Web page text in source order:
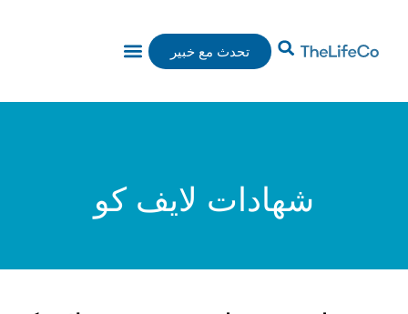
تحدث مع خبير
شهادات لايف كو